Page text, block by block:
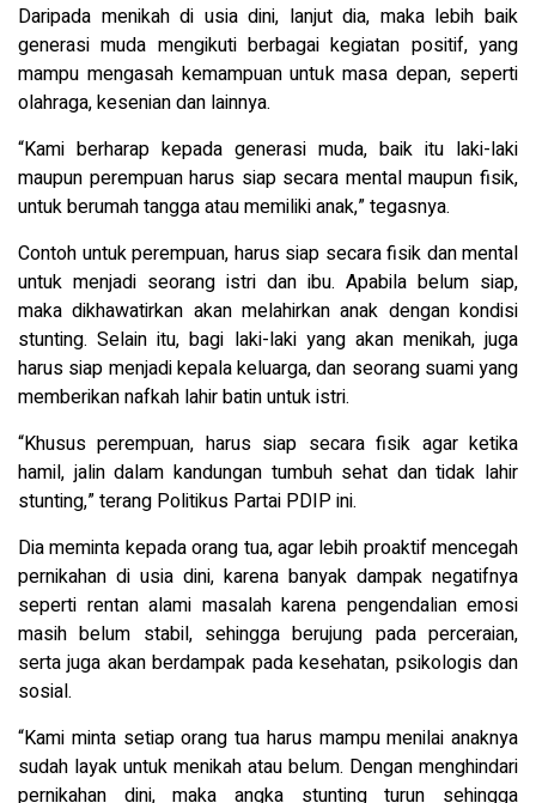
Daripada menikah di usia dini, lanjut dia, maka lebih baik
generasi muda mengikuti berbagai kegiatan positif, yang
mampu mengasah kemampuan untuk masa depan, seperti
olahraga, kesenian dan lainnya.
“Kami berharap kepada generasi muda, baik itu laki-laki
maupun perempuan harus siap secara mental maupun fisik,
untuk berumah tangga atau memiliki anak,” tegasnya.
Contoh untuk perempuan, harus siap secara fisik dan mental
untuk menjadi seorang istri dan ibu. Apabila belum siap,
maka dikhawatirkan akan melahirkan anak dengan kondisi
stunting. Selain itu, bagi laki-laki yang akan menikah, juga
harus siap menjadi kepala keluarga, dan seorang suami yang
memberikan nafkah lahir batin untuk istri.
“Khusus perempuan, harus siap secara fisik agar ketika
hamil, jalin dalam kandungan tumbuh sehat dan tidak lahir
stunting,” terang Politikus Partai PDIP ini.
Dia meminta kepada orang tua, agar lebih proaktif mencegah
pernikahan di usia dini, karena banyak dampak negatifnya
seperti rentan alami masalah karena pengendalian emosi
masih belum stabil, sehingga berujung pada perceraian,
serta juga akan berdampak pada kesehatan, psikologis dan
sosial.
“Kami minta setiap orang tua harus mampu menilai anaknya
sudah layak untuk menikah atau belum. Dengan menghindari
pernikahan dini, maka angka stunting turun sehingga